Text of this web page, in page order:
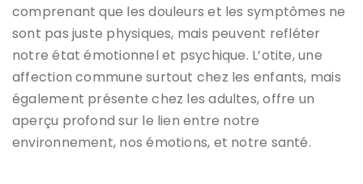
comprenant que les douleurs et les symptômes ne
sont pas juste physiques, mais peuvent refléter
notre état émotionnel et psychique. L’otite, une
affection commune surtout chez les enfants, mais
également présente chez les adultes, offre un
aperçu profond sur le lien entre notre
environnement, nos émotions, et notre santé.